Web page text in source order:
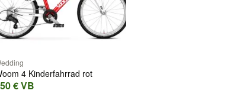
Woom 4 Kinderfahrrad rot
€ VB